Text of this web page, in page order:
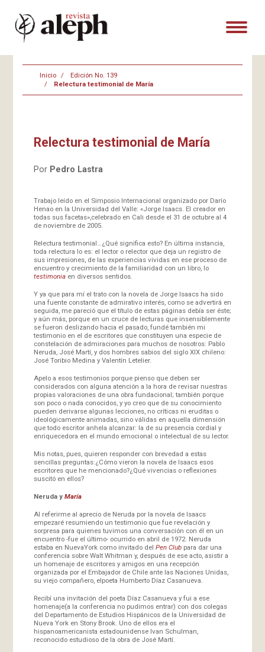
Inicio
Edición No. 139
Relectura testimonial de María
Relectura testimonial de María
Por Pedro Lastra
Trabajo leído en el Simposio Internacional organizado por Darío
Henao en la Universidad del Valle: «Jorge Isaacs. El creador en
todas sus facetas»,celebrado en Cali desde el 31 de octubre al 4
de noviembre de 2005.
Relectura testimonial…¿Qué significa esto? En última instancia,
toda relectura lo es: el lector o relector que deja un registro de
sus impresiones, de las experiencias vividas en ese proceso de
encuentro y crecimiento de la familiaridad con un libro, lo
testimoniaen diversos sentidos.
Y ya que para mí el trato con la novela de Jorge Isaacs ha sido
una fuente constante de admirativo interés, como se advertirá en
seguida, me pareció que el título de estas páginas debía ser éste;
y aún más, porque en un cruce de lecturas que insensiblemente
se fueron deslizando hacia el pasado, fundé también mi
testimonio en el de escritores que constituyen una especie de
constelación de admiraciones para muchos de nosotros: Pablo
Neruda, José Martí, y dos hombres sabios del siglo XIX chileno:
José Toribio Medina y Valentín Letelier.
Apelo a esos testimonios porque pienso que deben ser
considerados con alguna atención a la hora de revisar nuestras
propias valoraciones de una obra fundacional; también porque
son poco o nada conocidos, y yo creo que de su conocimiento
pueden derivarse algunas lecciones, no críticas ni eruditas o
ideológicamente animadas, sino válidas en aquella dimensión
que todo escritor anhela alcanzar: la de su presencia cordial y
enriquecedora en el mundo emocional o intelectual de su lector.
Mis notas, pues, quieren responder con brevedad a estas
sencillas preguntas:¿Cómo vieron la novela de Isaacs esos
escritores que he mencionado?¿Qué vivencias o reflexiones
suscitó en ellos?
Neruda y María
Al referirme al aprecio de Neruda por la novela de Isaacs
empezaré resumiendo un testimonio que fue revelación y
sorpresa para quienes tuvimos una conversación con él en un
encuentro -fue el último- ocurrido en abril de 1972. Neruda
estaba en NuevaYork como invitado del Pen Clubpara dar una
conferencia sobre Walt Whitman y, después de ese acto, asistir a
un homenaje de escritores y amigos en una recepción
organizada por el Embajador de Chile ante las Naciones Unidas,
su viejo compañero, elpoeta Humberto Díaz Casanueva.
Recibí una invitación del poeta Díaz Casanueva y fui a ese
homenaje(a la conferencia no pudimos entrar) con dos colegas
del Departamento de Estudios Hispánicos de la Universidad de
Nueva York en Stony Brook. Uno de ellos era el
hispanoamericanista estadounidense Ivan Schulman,
reconocido estudioso de la obra de José Martí.